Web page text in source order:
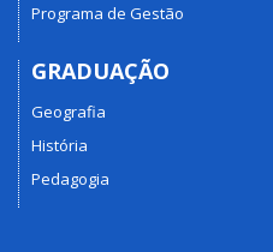
Programa de Gestão
GRADUAÇÃO
Geografia
História
Pedagogia